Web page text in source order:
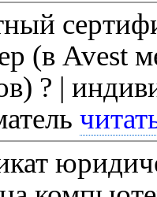
(в Avest
? |